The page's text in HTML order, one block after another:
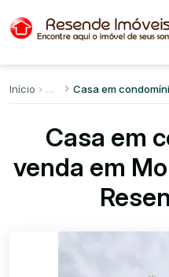
Início Casa em condomínio à venda em Morada
Casa em
venda em